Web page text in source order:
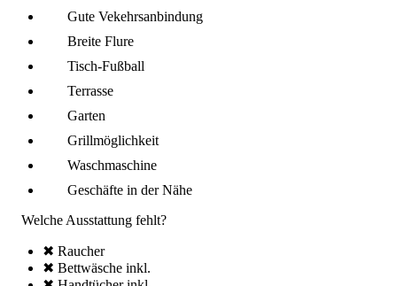
Gute Vekehrsanbindung
Breite Flure
Tisch-Fußball
Terrasse
Garten
Grillmöglich­keit
Wasch­maschine
Geschäfte in der Nähe
Welche Ausstattung fehlt?
✖ Raucher
✖ Bettwäsche inkl.